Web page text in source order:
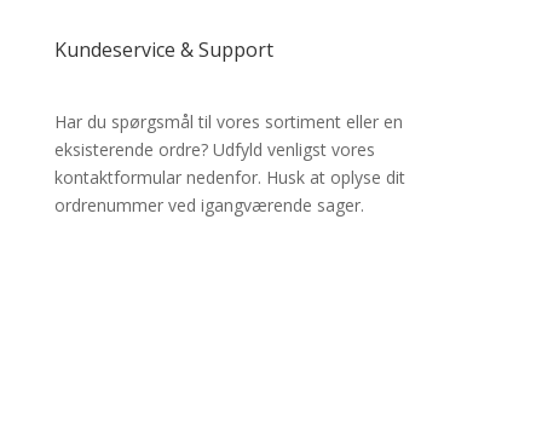
Kundeservice & Support
Har du spørgsmål til vores sortiment eller en
eksisterende ordre? Udfyld venligst vores
kontaktformular nedenfor. Husk at oplyse dit
ordrenummer ved igangværende sager.